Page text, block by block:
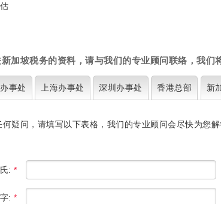
加坡税务的资料，请与我们的专业顾问联络，我们
办事处 上海办事处 深圳办事处 香港总部 新
疑问，请填写以下表格，我们的专业顾问会尽快为您解
:*
:*